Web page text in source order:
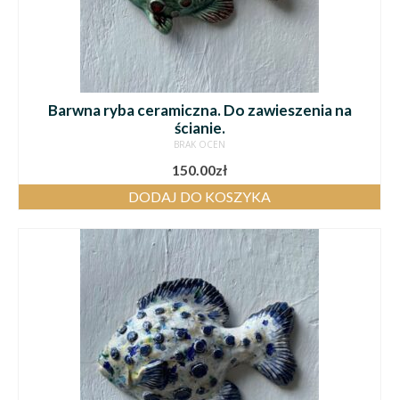
Barwna ryba ceramiczna. Do zawieszenia na
ścianie.
BRAK OCEN
150.00zł
DODAJ DO KOSZYKA